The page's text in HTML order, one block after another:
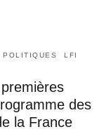
LFI
des
la France